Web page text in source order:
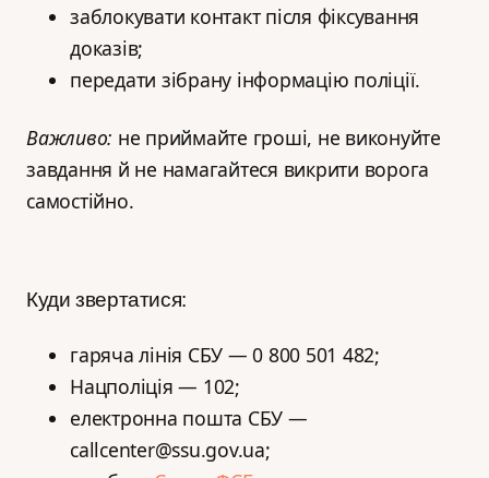
заблокувати контакт після фіксування
доказів;
передати зібрану інформацію поліції.
Важливо: не приймайте гроші, не виконуйте
завдання й не намагайтеся викрити ворога
самостійно.
Куди звертатися:
гаряча лінія СБУ — 0 800 501 482;
Нацполіція — 102;
електронна пошта СБУ —
callcenter@ssu.gov.ua;